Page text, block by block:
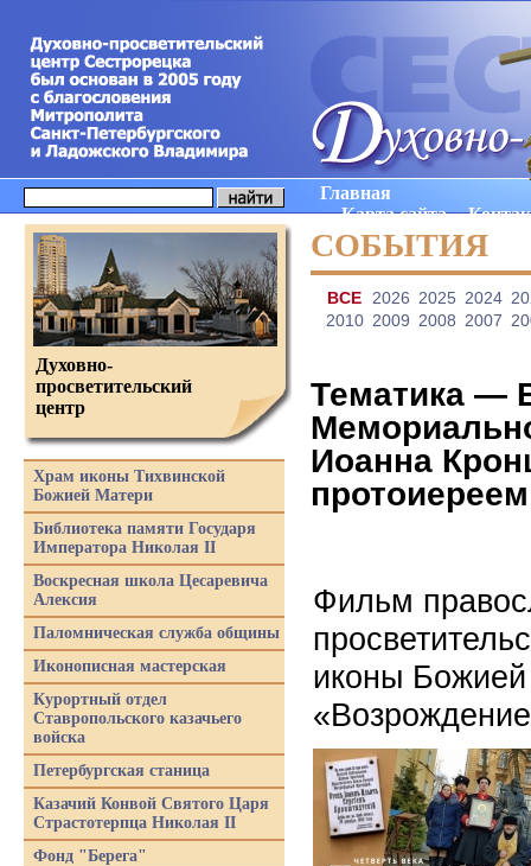
Главная
Карта сайта
СОБЫТИЯ
ВCE 2026 2025 2024
2010 2009 2008 2007
Тематика —
Иоанна
Фильм
иконы
Духовно-
просветительский
центр
Храм иконы Тихвинской
Божией Матери
Библиотека памяти Государя
Императора Николая II
Воскресная школа Цесаревича
Алексия
Паломническая служба общины
Иконописная мастерская
Курортный отдел
Ставропольского казачьего
войска
Петербургская станица
Казачий Конвой Святого Царя
Страстотерпца Николая II
Фонд "Берега"